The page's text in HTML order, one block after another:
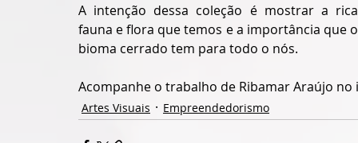
A intenção dessa coleção é mostrar a rica
fauna e flora que temos e a importância que o
bioma cerrado tem para todo o nós.
Acompanhe o trabalho de Ribamar Araújo
Artes Visuais Empreendedorismo